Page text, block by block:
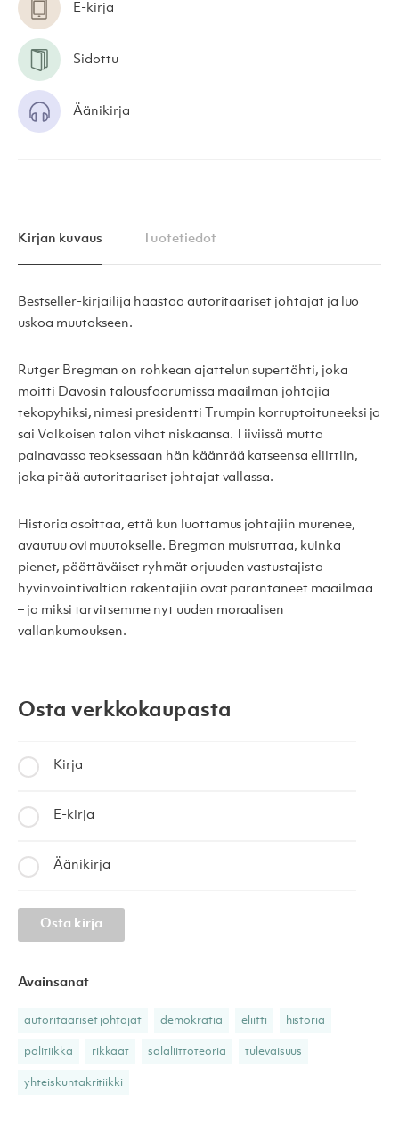
E-kirja
Sidottu
Äänikirja
Kirjan kuvaus Tuotetiedot
Bestseller-kirjailija haastaa autoritaariset johtajat ja luo
uskoa muutokseen.
Rutger Bregman on rohkean ajattelun supertähti, joka
moitti Davosin talousfoorumissa maailman johtajia
tekopyhiksi, nimesi presidentti Trumpin korruptoituneeksi ja
sai Valkoisen talon vihat niskaansa. Tiiviissä mutta
painavassa teoksessaan hän kääntää katseensa eliittiin,
joka pitää autoritaariset johtajat vallassa.
Historia osoittaa, että kun luottamus johtajiin murenee,
avautuu ovi muutokselle. Bregman muistuttaa, kuinka
pienet, päättäväiset ryhmät orjuuden vastustajista
hyvinvointivaltion rakentajiin ovat parantaneet maailmaa
– ja miksi tarvitsemme nyt uuden moraalisen
vallankumouksen.
Osta verkkokaupasta
Kirja
E-kirja
Äänikirja
Osta kirja
Avainsanat
autoritaariset johtajat demokratia eliitti historia
politiikka rikkaat salaliittoteoria tulevaisuus
yhteiskuntakritiikki